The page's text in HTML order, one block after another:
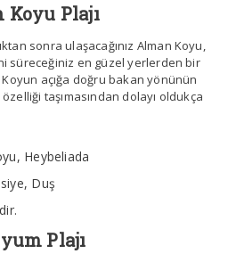
Plajı
sonra ulaşacağınız Alman Koyu,
süreceğiniz en güzel yerlerden bir
açığa doğru bakan yönünün
taşımasından dolayı oldukça
Heybeliada
Duş
Plajı